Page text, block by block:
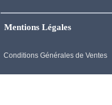
Mentions Légales
Conditions Générales de Ventes